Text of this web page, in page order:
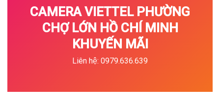
CAMERA VIETTEL PHƯỜNG
CHỢ LỚN HỒ CHÍ MINH
KHUYẾN MÃI
Liên hệ: 0979.636.639